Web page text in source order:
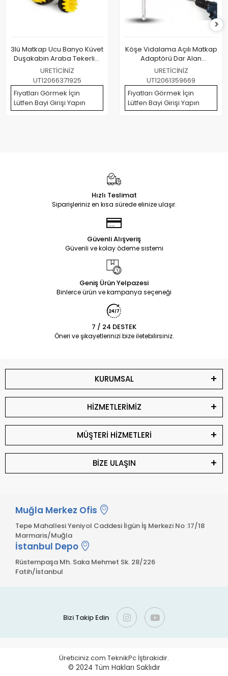
3lü Matkap Ucu Banyo Küvet
Duşakabin Araba Tekerliği
Koltuk Yıkama Temizleme
Fırçası Seti
URETİCİNİZ
UT12066371925
Fiyatları Görmek İçin
Lütfen Bayi Girişi Yapın
Köşe Vidalama Açılı Matkap
Adaptörü Dar Alan
Vidalama Matkap Ucu
URETİCİNİZ
UT12061359669
Fiyatları Görmek İçin
Lütfen Bayi Girişi Yapın
Hızlı Teslimat
Siparişleriniz en kısa sürede elinize ulaşır.
Güvenli Alışveriş
Güvenli ve kolay ödeme sistemi
Geniş Ürün Yelpazesi
Binlerce ürün ve kampanya seçeneği
7 / 24 DESTEK
Öneri ve şikayetlerinizi bize iletebilirsiniz.
KURUMSAL
HİZMETLERİMİZ
MÜŞTERİ HİZMETLERİ
BİZE ULAŞIN
Muğla Merkez Ofis
Tepe Mahallesi Yeniyol Caddesi İlgün İş Merkezi No :17/18
Marmaris/Muğla
İstanbul Depo
Rüstempaşa Mh. Saka Mehmet Sk. 28/226
Fatih/İstanbul
Bizi Takip Edin
Üreticiniz.com TeknikPc İştirakidir.
© 2024 Tüm Hakları Saklıdır